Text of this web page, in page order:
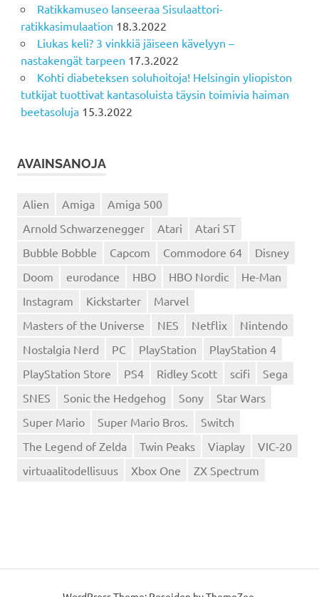
Ratikkamuseo lanseeraa Sisulaattori-
ratikkasimulaation 18.3.2022
Liukas keli? 3 vinkkiä jäiseen kävelyyn –
nastakengät tarpeen 17.3.2022
Kohti diabeteksen soluhoitoja! Helsingin yliopiston
tutkijat tuottivat kantasoluista täysin toimivia haiman
beetasoluja 15.3.2022
AVAINSANOJA
Alien Amiga
Amiga 500
Arnold Schwarzenegger
Atari
Atari ST
Bubble Bobble
Capcom Commodore 64
Disney
Doom
eurodance HBO HBO Nordic
He-Man
Instagram
Kickstarter
Marvel
Masters of the Universe
NES Netflix
Nintendo
Nostalgia Nerd
PC PlayStation
PlayStation 4
PlayStation Store
PS4 Ridley Scott scifi
Sega
SNES
Sonic the Hedgehog Sony
Star Wars
Super Mario
Super Mario Bros.
Switch
The Legend of Zelda
Twin Peaks Viaplay
VIC-20
virtuaalitodellisuus
Xbox One ZX Spectrum